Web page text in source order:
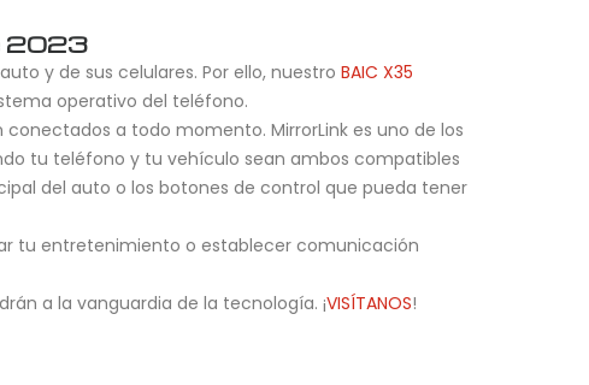
2023
y de sus celulares. Por ello, nuestro BAIC X35
operativo del teléfono.
a todo momento. MirrorLink es uno de los
tu teléfono y tu vehículo sean ambos compatibles
del auto o los botones de control que pueda tener
tu entretenimiento o establecer comunicación
a la vanguardia de la tecnología. ¡VISÍTANOS!